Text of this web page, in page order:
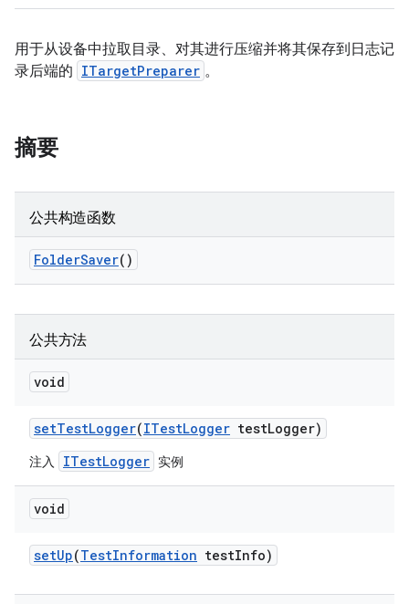
用于从设备中拉取目录、对其进行压缩并将其保存到日志记
录后端的 ITargetPreparer 。
摘要
公共构造函数
FolderSaver()
公共方法
void
setTestLogger(ITestLogger testLogger)
注入 ITestLogger 实例
void
setUp(TestInformation testInfo)